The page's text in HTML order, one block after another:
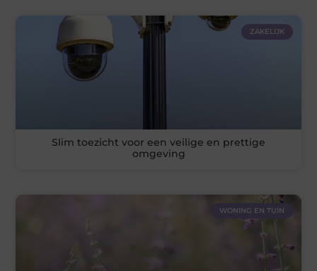
ZAKELIJK
Slim toezicht voor een veilige en prettige
omgeving
WONING EN TUIN